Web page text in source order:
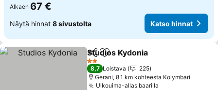
Alkaen 67 €
Näytä hinnat 8 sivustolta Katso hinnat
Jaa Lisää suosikkeihin
Studios Kydonia
2 Tähtiluokitus
8,7 Loistava
225
Gerani, 8.1 km kohteesta Kolymbari
Ulkouima-allas baarilla